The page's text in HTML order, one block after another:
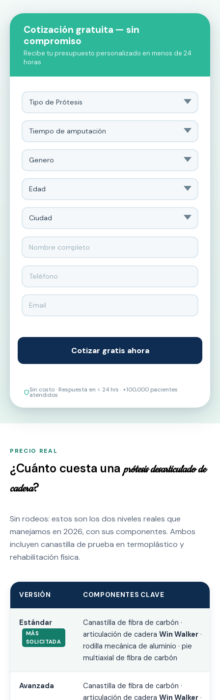
Cotización gratuita — sin
compromiso
Recibe tu presupuesto personalizado en menos de 24
horas
Sin costo · Respuesta en < 24 hrs · +100,000 pacientes
atendidos
PRECIO REAL
¿Cuánto cuesta unaprótesis desarticulado de
cadera?
Sin rodeos: estos son los dos niveles reales que
manejamos en 2026, con sus componentes. Ambos
incluyen canastilla de prueba en termoplástico y
rehabilitación física.
VERSIÓN COMPONENTES CLAVE
Estándar
MÁS
SOLICITADA
Canastilla de fibra de carbón ·
articulación de cadera Win Walker ·
rodilla mecánica de aluminio · pie
multiaxial de fibra de carbón
Avanzada
Canastilla de fibra de carbón ·
articulación de cadera Win Walker ·